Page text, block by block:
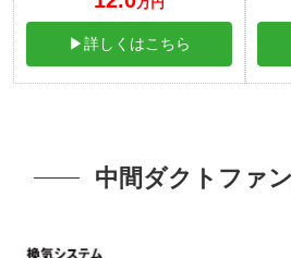
▶詳しくはこちら
中間ダクトファ